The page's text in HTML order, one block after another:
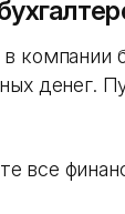
компании
денег.
все